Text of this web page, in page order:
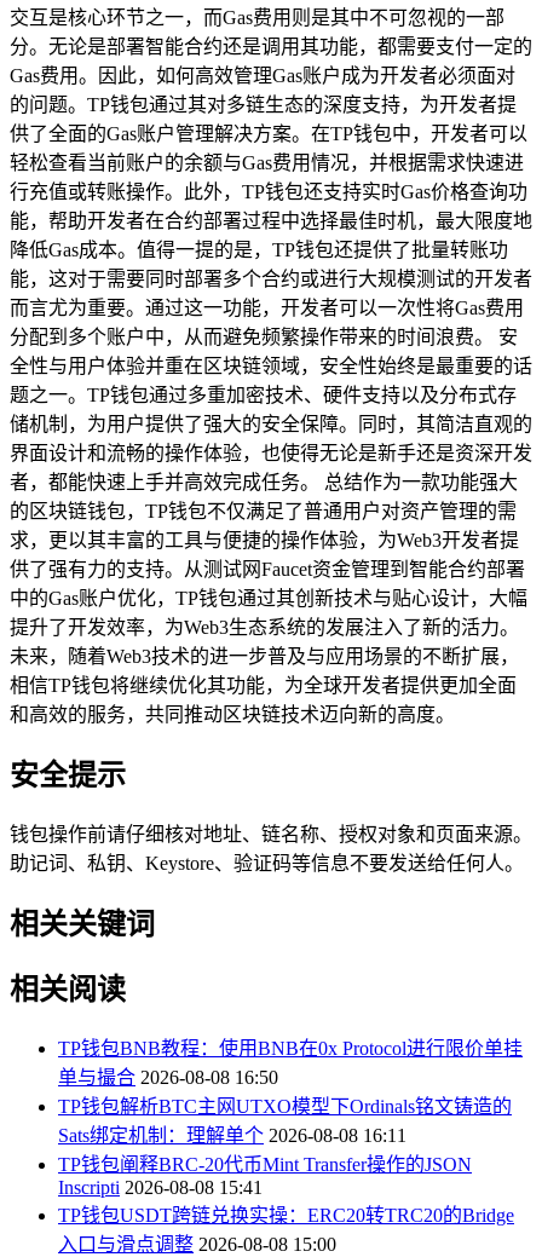
交互是核心环节之一，而Gas费用则是其中不可忽视的一部
分。无论是部署智能合约还是调用其功能，都需要支付一定的
Gas费用。因此，如何高效管理Gas账户成为开发者必须面对
的问题。TP钱包通过其对多链生态的深度支持，为开发者提
供了全面的Gas账户管理解决方案。在TP钱包中，开发者可以
轻松查看当前账户的余额与Gas费用情况，并根据需求快速进
行充值或转账操作。此外，TP钱包还支持实时Gas价格查询功
能，帮助开发者在合约部署过程中选择最佳时机，最大限度地
降低Gas成本。值得一提的是，TP钱包还提供了批量转账功
能，这对于需要同时部署多个合约或进行大规模测试的开发者
而言尤为重要。通过这一功能，开发者可以一次性将Gas费用
分配到多个账户中，从而避免频繁操作带来的时间浪费。 安
全性与用户体验并重在区块链领域，安全性始终是最重要的话
题之一。TP钱包通过多重加密技术、硬件支持以及分布式存
储机制，为用户提供了强大的安全保障。同时，其简洁直观的
界面设计和流畅的操作体验，也使得无论是新手还是资深开发
者，都能快速上手并高效完成任务。 总结作为一款功能强大
的区块链钱包，TP钱包不仅满足了普通用户对资产管理的需
求，更以其丰富的工具与便捷的操作体验，为Web3开发者提
供了强有力的支持。从测试网Faucet资金管理到智能合约部署
中的Gas账户优化，TP钱包通过其创新技术与贴心设计，大幅
提升了开发效率，为Web3生态系统的发展注入了新的活力。
未来，随着Web3技术的进一步普及与应用场景的不断扩展，
相信TP钱包将继续优化其功能，为全球开发者提供更加全面
和高效的服务，共同推动区块链技术迈向新的高度。
安全提示
钱包操作前请仔细核对地址、链名称、授权对象和页面来源。
助记词、私钥、Keystore、验证码等信息不要发送给任何人。
相关关键词
相关阅读
TP钱包BNB教程：使用BNB在0x Protocol进行限价单挂
单与撮合 2026-08-08 16:50
TP钱包解析BTC主网UTXO模型下Ordinals铭文铸造的
Sats绑定机制：理解单个 2026-08-08 16:11
TP钱包阐释BRC-20代币Mint Transfer操作的JSON
Inscripti 2026-08-08 15:41
TP钱包USDT跨链兑换实操：ERC20转TRC20的Bridge
入口与滑点调整 2026-08-08 15:00